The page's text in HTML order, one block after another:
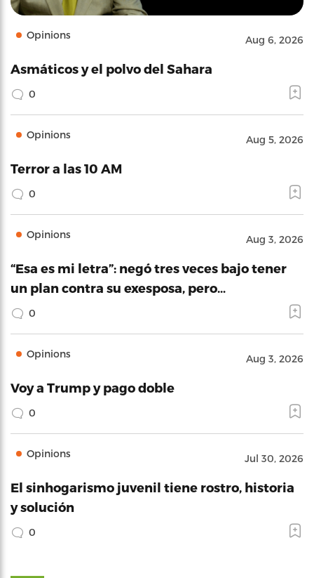
Opinions Aug 6, 2026
Asmáticos y el polvo del Sahara
0
Opinions Aug 5, 2026
Terror a las 10 AM
0
Opinions Aug 3, 2026
“Esa es mi letra”: negó tres veces bajo tener
un plan contra su exesposa, pero…
0
Opinions Aug 3, 2026
Voy a Trump y pago doble
0
Opinions Jul 30, 2026
El sinhogarismo juvenil tiene rostro, historia
y solución
0